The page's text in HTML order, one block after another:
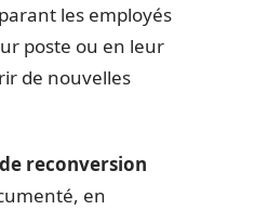
les employés
poste ou en leur
de nouvelles
reconversion
en